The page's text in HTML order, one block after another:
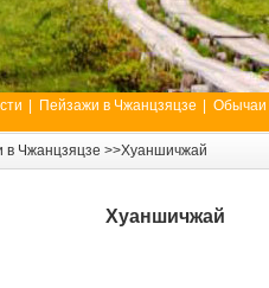
Пейзажи в Чжанцзяцзе Обычаи
в Чжанцзяцзе >>Хуаншичжай
Хуаншичжай